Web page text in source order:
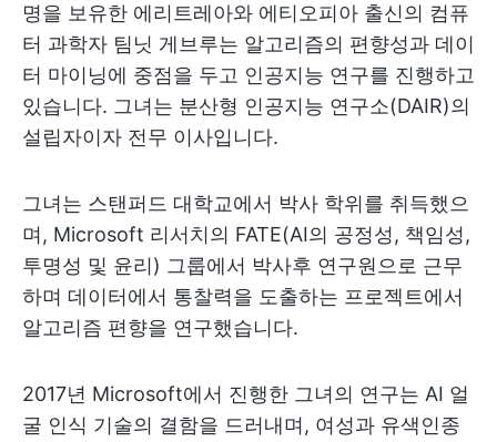
명을 보유한 에리트레아와 에티오피아 출신의 컴퓨
터 과학자 팀닛 게브루는 알고리즘의 편향성과 데이
터 마이닝에 중점을 두고 인공지능 연구를 진행하고
있습니다. 그녀는 분산형 인공지능 연구소(DAIR)의
설립자이자 전무 이사입니다.
그녀는 스탠퍼드 대학교에서 박사 학위를 취득했으
며, Microsoft 리서치의 FATE(AI의 공정성, 책임성,
투명성 및 윤리) 그룹에서 박사후 연구원으로 근무
하며 데이터에서 통찰력을 도출하는 프로젝트에서
알고리즘 편향을 연구했습니다.
2017년 Microsoft에서 진행한 그녀의 연구는 AI 얼
굴 인식 기술의 결함을 드러내며, 여성과 유색인종